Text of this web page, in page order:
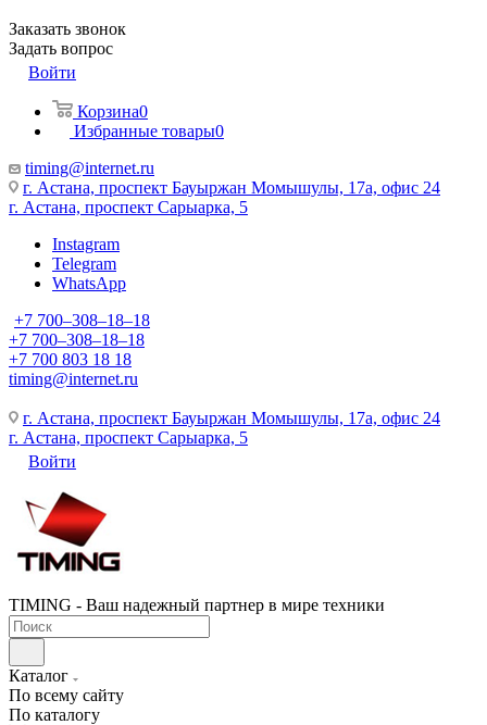
Заказать звонок
Задать вопрос
Войти
Корзина0
Избранные товары0
timing@internet.ru
г. Астана, проспект Бауыржан Момышулы, 17а, офис 24
г. Астана, проспект Сарыарка, 5
Instagram
Telegram
WhatsApp
+7 700‒308‒18‒18
+7 700‒308‒18‒18
+7 700 803 18 18
timing@internet.ru
г. Астана, проспект Бауыржан Момышулы, 17а, офис 24
г. Астана, проспект Сарыарка, 5
Войти
TIMING - Ваш надежный партнер в мире техники
Каталог
По всему сайту
По каталогу